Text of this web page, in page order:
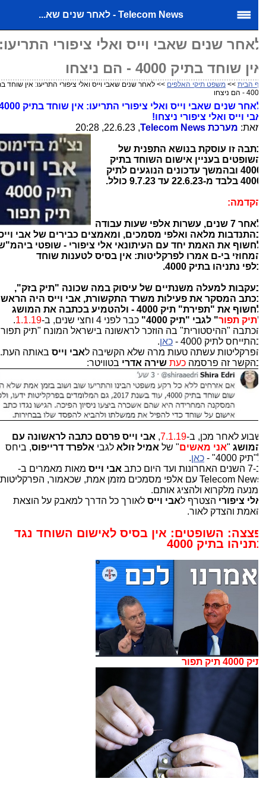
Telecom News - לאחר שנים שא...
שנים שאבי וייס ואלי ציפורי התריעו:
שוחד בתיק 4000 - הם ניצחו
הבית>>משפט תיקי האלפים>> לאחר שנים שאבי וייס ואלי ציפורי התריעו: אין שוחד
הם ניצחו
לאחר שנים שאבי וייס ואלי ציפורי התריעו: אין שוחד בתיק 4000 -
וייס ואלי ציפורי ניצחו!
מערכת Telecom News
, 22.6.23, 20:28
זו עוסקת בנושא התפנית של
בעניין אישום השוחד בתיק
4000 ובהמשך עדכונים הנוגעים לתיק
מ-22.6.23 עד 9.7.23 כולל.
לאחר 7 שנים, עשרות אלפי שעות עבודה
מלאה ואלפי מסמכים, ומאמצים כבירים של אבי וייס
את האמת יחד עם העיתונאי אלי ציפורי - שופטי ביהמ"ש
בי-ם אמרו לפרקליטות: אין בסיס לטענות שוחד
נתניהובתיק 4000.
למעלה משנתיים של עיסוק במה שכונה "תיק בזק",
המסקר את פעילות משרד התקשורת, אבי וייס היה הראשון
את "תפירת" תיק 4000 - ול
הטמיע בכתבה את המושג
תיק תפור" לגבי "תיק 4000" כבר לפני 4 וחצי שנים, ב- 1.1.19
.
"ההיסטורית" בה הוזכר לראשונה בישראל המונח "תיק תפור"
לתיק 4000 -
כאן.
עשתה טעות מרה שלא הקשיבה ל אבי וייסבאותה העת.
זה פרסמהכעת שירה אדריבטוויטר:
לאחר מכן, ב-7.1.19
,אבי וייס פרסם כתבה לראשונה עם
"אני מאשים" שלאמיל זולאלגביאלפרד דרייפוס, ביחס
4000" -
כאן.
אבי וייסמאות מאמרים ב-
Telecom News עם אלפי מסמכים מזמן אמת, שכאמור, הפרקליטות
מלקרוא ולהציג אותם.
ציפוריהצטרף ל אבי וייסלאורך כל הדרך למאבק על הוצאת
והצדק לאור.
השופטים: אין בסיס לאישום השוחד נגד
בתיק 4000
תיק תפור